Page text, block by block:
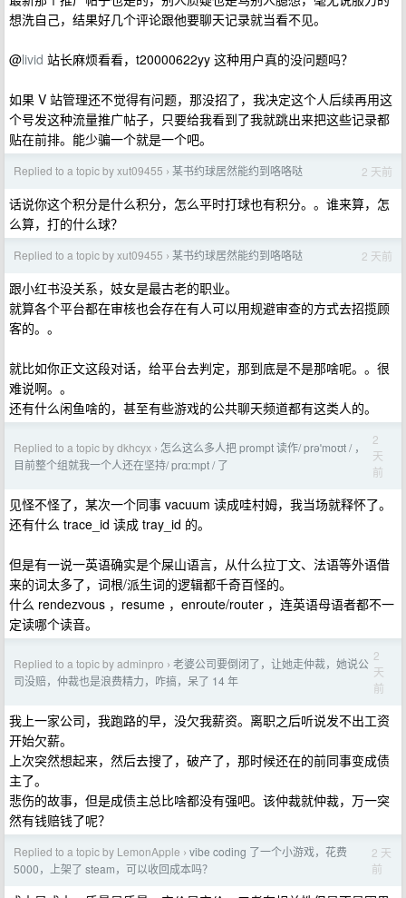
想洗自己，结果好几个评论跟他要聊天记录就当看不见。
@livid 站长麻烦看看，t20000622yy 这种用户真的没问题吗？
如果 V 站管理还不觉得有问题，那没招了，我决定这个人后续再用这
个号发这种流量推广帖子，只要给我看到了我就跳出来把这些记录都
贴在前排。能少骗一个就是一个吧。
Replied to a topic by xut09455 › 某书约球居然能约到咯咯哒 2 天前
话说你这个积分是什么积分，怎么平时打球也有积分。。谁来算，怎
么算，打的什么球？
Replied to a topic by xut09455 › 某书约球居然能约到咯咯哒 2 天前
跟小红书没关系，妓女是最古老的职业。
就算各个平台都在审核也会存在有人可以用规避审查的方式去招揽顾
客的。。
就比如你正文这段对话，给平台去判定，那到底是不是那啥呢。。很
难说啊。。
还有什么闲鱼啥的，甚至有些游戏的公共聊天频道都有这类人的。
Replied to a topic by dkhcyx › 怎么这么多人把 prompt 读作/ prəˈmoʊt / ，
目前整个组就我一个人还在坚持/ prɑːmpt / 了
2
天
前
见怪不怪了，某次一个同事 vacuum 读成哇村姆，我当场就释怀了。
还有什么 trace_id 读成 tray_id 的。
但是有一说一英语确实是个屎山语言，从什么拉丁文、法语等外语借
来的词太多了，词根/派生词的逻辑都千奇百怪的。
什么 rendezvous ，resume ，enroute/router ，连英语母语者都不一
定读哪个读音。
Replied to a topic by adminpro › 老婆公司要倒闭了，让她走仲裁，她说公
司没赔，仲裁也是浪费精力，咋搞，呆了 14 年
2
天
前
我上一家公司，我跑路的早，没欠我薪资。离职之后听说发不出工资
开始欠薪。
上次突然想起来，然后去搜了，破产了，那时候还在的前同事变成债
主了。
悲伤的故事，但是成债主总比啥都没有强吧。该仲裁就仲裁，万一突
然有钱赔钱了呢？
Replied to a topic by LemonApple › vibe coding 了一个小游戏，花费
5000，上架了 steam，可以收回成本吗？
2 天
前